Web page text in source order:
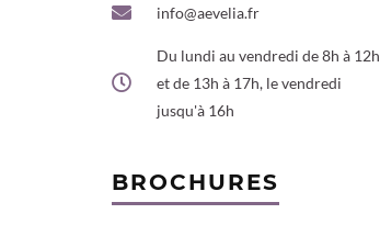
info@aevelia.fr
Du lundi au vendredi de 8h à 12h
et de 13h à 17h, le vendredi
jusqu'à 16h
BROCHURES